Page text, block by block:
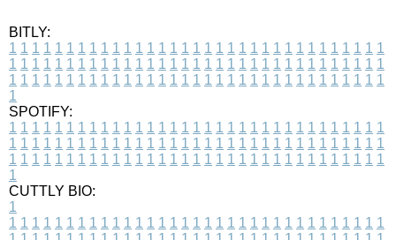
BITLY:
1 1 1 1 1 1 1 1 1 1 1 1 1 1 1 1 1 1 1 1 1 1 1 1 1 1 1 1 1 1 1 1 1
1 1 1 1 1 1 1 1 1 1 1 1 1 1 1 1 1 1 1 1 1 1 1 1 1 1 1 1 1 1 1 1 1
1 1 1 1 1 1 1 1 1 1 1 1 1 1 1 1 1 1 1 1 1 1 1 1 1 1 1 1 1 1 1 1 1
1
SPOTIFY:
1 1 1 1 1 1 1 1 1 1 1 1 1 1 1 1 1 1 1 1 1 1 1 1 1 1 1 1 1 1 1 1 1
1 1 1 1 1 1 1 1 1 1 1 1 1 1 1 1 1 1 1 1 1 1 1 1 1 1 1 1 1 1 1 1 1
1 1 1 1 1 1 1 1 1 1 1 1 1 1 1 1 1 1 1 1 1 1 1 1 1 1 1 1 1 1 1 1 1
1
CUTTLY BIO:
1
1 1 1 1 1 1 1 1 1 1 1 1 1 1 1 1 1 1 1 1 1 1 1 1 1 1 1 1 1 1 1 1 1